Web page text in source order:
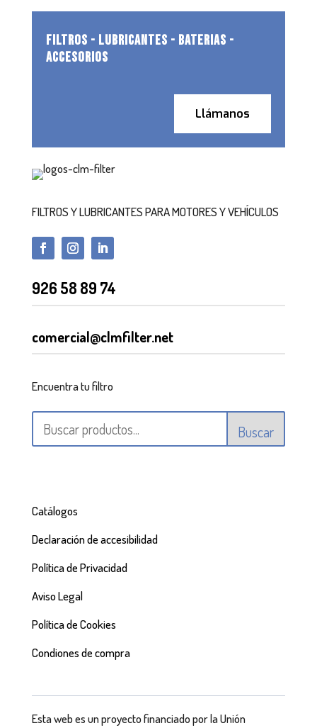
FILTROS - LUBRICANTES - BATERIAS -
ACCESORIOS
Llámanos
FILTROS Y LUBRICANTES PARA MOTORES Y VEHÍCULOS
926 58 89 74
comercial@clmfilter.net
Encuentra tu filtro
Buscar
Catálogos
Declaración de accesibilidad
Política de Privacidad
Aviso Legal
Política de Cookies
Condiones de compra
Esta web es un proyecto financiado por la Unión